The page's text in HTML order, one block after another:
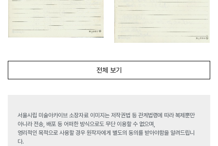
전체 보기
서울시립 미술아카이브 소장자료 이미지는 저작권법 등 관계법령에 따라 복제뿐만
아니라 전송, 배포 등 어떠한 방식으로도 무단 이용할 수 없으며,
영리적인 목적으로 사용할 경우 원작자에게 별도의 동의를 받아야함을 알려드립니
다.